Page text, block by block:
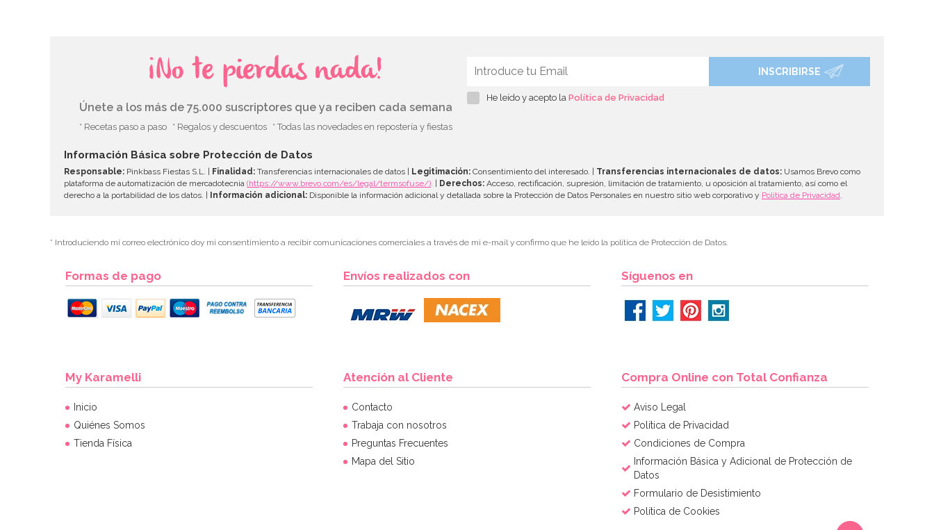
¡No te pierdas nada!
Únete a los más de 75.000 suscriptores que ya reciben cada semana
* Recetas paso a paso * Regalos y descuentos * Todas las novedades en repostería y fiestas
INSCRIBIRSE
He leído y acepto la Política de Privacidad
Información Básica sobre Protección de Datos
Responsable: Pinkbass Fiestas S.L. | Finalidad: Transferencias internacionales de datos | Legitimación: Consentimiento del interesado. | Transferencias internacionales de datos: Usamos Brevo como
plataforma de automatización de mercadotecnia (https://www.brevo.com/es/legal/termsofuse/) . | Derechos: Acceso, rectificación, supresión, limitación de tratamiento, u oposición al tratamiento, así como el
derecho a la portabilidad de los datos. | Información adicional: Disponible la información adicional y detallada sobre la Protección de Datos Personales en nuestro sitio web corporativo y Política de Privacidad
* Introduciendo mi correo electrónico doy mi consentimiento a recibir comunicaciones comerciales a través de mi e-mail y confirmo que he leído la política de Protección de Datos.
Formas de pago Envíos realizados con Síguenos en
My Karamelli
Inicio
Quiénes Somos
Tienda Física
Atención al Cliente
Contacto
Trabaja con nosotros
Preguntas Frecuentes
Mapa del Sitio
Compra Online con Total Confianza
Aviso Legal
Política de Privacidad
Condiciones de Compra
Información Básica y Adicional de Protección de
Datos
Formulario de Desistimiento
Política de Cookies